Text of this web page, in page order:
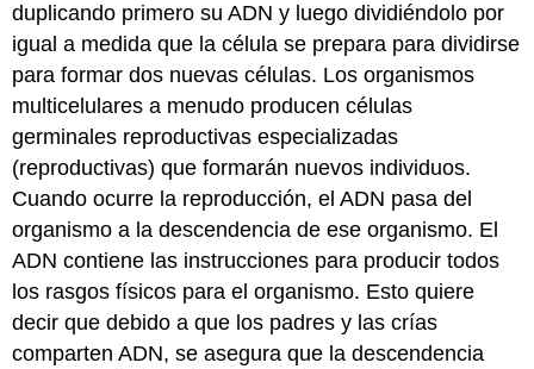
duplicando primero su ADN y luego dividiéndolo por
igual a medida que la célula se prepara para dividirse
para formar dos nuevas células. Los organismos
multicelulares a menudo producen células
germinales reproductivas especializadas
(reproductivas) que formarán nuevos individuos.
Cuando ocurre la reproducción, el ADN pasa del
organismo a la descendencia de ese organismo. El
ADN contiene las instrucciones para producir todos
los rasgos físicos para el organismo. Esto quiere
decir que debido a que los padres y las crías
comparten ADN, se asegura que la descendencia